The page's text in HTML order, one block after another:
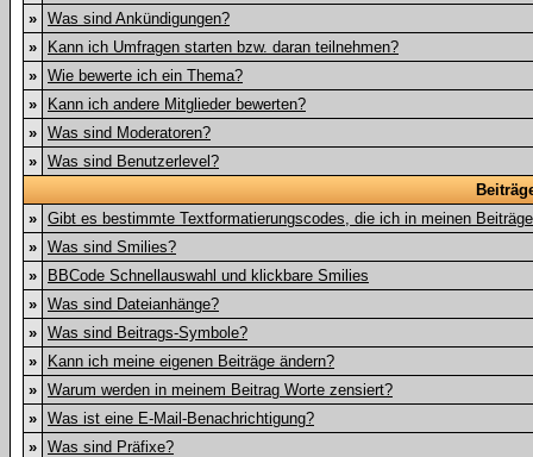
» Was sind Ankündigungen?
»
Kann ich Umfragen starten bzw. daran teilnehmen?
» Wie bewerte ich ein Thema?
»
Kann ich andere Mitglieder bewerten?
» Was sind Moderatoren?
» Was sind Benutzerlevel?
» Gibt es bestimmte Textformatierungscodes, die ich in meinen
» Was sind Smilies?
»
BBCode Schnellauswahl und klickbare Smilies
» Was sind Dateianhänge?
» Was sind Beitrags-Symbole?
»
Kann ich meine eigenen Beiträge ändern?
» Warum werden in meinem Beitrag Worte zensiert?
» Was ist eine E-Mail-Benachrichtigung?
» Was sind Präfixe?